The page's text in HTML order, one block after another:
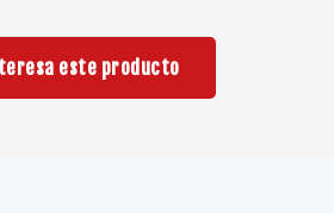
este producto